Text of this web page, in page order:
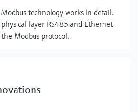
technology works in detail.
layer RS485 and Ethernet
Modbus protocol.